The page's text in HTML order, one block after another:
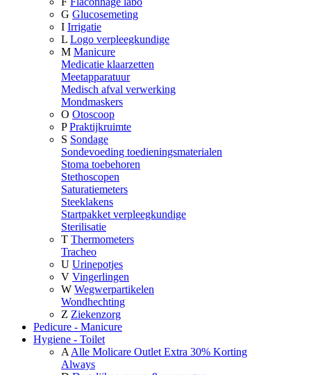
G Glucosemeting
I Irrigatie
L Logo verpleegkundige
M Manicure
Medicatie klaarzetten
Meetapparatuur
Medisch afval verwerking
Mondmaskers
O Otoscoop
P Praktijkruimte
S Sondage
Sondevoeding toedieningsmaterialen
Stoma toebehoren
Stethoscopen
Saturatiemeters
Steeklakens
Startpakket verpleegkundige
Sterilisatie
T Thermometers
Tracheo
U Urinepotjes
V Vingerlingen
W Wegwerpartikelen
Wondhechting
Z Ziekenzorg
Pedicure - Manicure
Hygiene - Toilet
A Alle Molicare Outlet Extra 30% Korting
Always